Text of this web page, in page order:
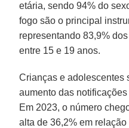
etária, sendo 94% do
fogo são o principal
representando 83,9% dos
entre 15 e 19 anos.
Crianças e adolescentes
aumento das
Em 2023, o número
alta de 36,2% em